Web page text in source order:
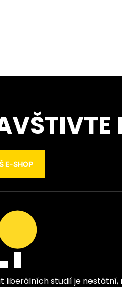
E-SHOP
liberálních studií je nestátní,